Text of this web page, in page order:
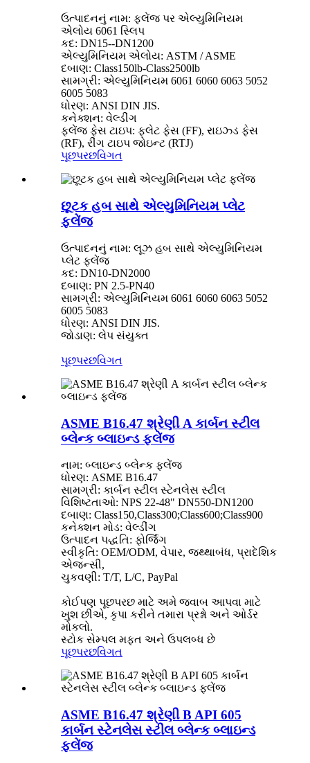
ઉત્પાદનનું નામ: ફ્લેંજ પર એલ્યુમિનિયમ
એલોય 6061 સ્લિપ
કદ: DN15--DN1200
એલ્યુમિનિયમ એલોય: ASTM / ASME
દબાણ: Class150lb-Class2500lb
સામગ્રી: એલ્યુમિનિયમ 6061 6060 6063 5052
6005 5083
ધોરણ: ANSI DIN JIS.
કનેક્શન: વેલ્ડીંગ
ફ્લેંજ ફેસ ટાઇપ: ફ્લેટ ફેસ (FF), રાઇઝ્ડ ફેસ
(RF), રીંગ ટાઇપ જોઇન્ટ (RTJ)
પૂછપરછવિગત
છૂટક હબ સાથે એલ્યુમિનિયમ પ્લેટ
ફ્લેંજ
ઉત્પાદનનું નામ: લૂઝ હબ સાથે એલ્યુમિનિયમ
પ્લેટ ફ્લેંજ
કદ: DN10-DN2000
દબાણ: PN 2.5-PN40
સામગ્રી: એલ્યુમિનિયમ 6061 6060 6063 5052
6005 5083
ધોરણ: ANSI DIN JIS.
જોડાણ: લેપ સંયુક્ત
પૂછપરછવિગત
ASME B16.47 શ્રેણી A કાર્બન સ્ટીલ
બ્લેન્ક બ્લાઇન્ડ ફ્લેંજ
નામ: બ્લાઇન્ડ બ્લેન્ક ફ્લેંજ
ધોરણ: ASME B16.47
સામગ્રી: કાર્બન સ્ટીલ સ્ટેનલેસ સ્ટીલ
વિશિષ્ટતાઓ: NPS 22-48" DN550-DN1200
દબાણ: Class150,Class300;Class600;Class900
કનેક્શન મોડ: વેલ્ડીંગ
ઉત્પાદન પદ્ધતિ: ફોર્જિંગ
સ્વીકૃતિ: OEM/ODM, વેપાર, જથ્થાબંધ, પ્રાદેશિક
એજન્સી,
ચુકવણી: T/T, L/C, PayPal
કોઈપણ પૂછપરછ માટે અમે જવાબ આપવા માટે
ખુશ છીએ, કૃપા કરીને તમારા પ્રશ્નો અને ઓર્ડર
મોકલો.
સ્ટોક સેમ્પલ મફત અને ઉપલબ્ધ છે
પૂછપરછવિગત
ASME B16.47 શ્રેણી B API 605
કાર્બન સ્ટેનલેસ સ્ટીલ બ્લેન્ક બ્લાઇન્ડ
ફ્લેંજ